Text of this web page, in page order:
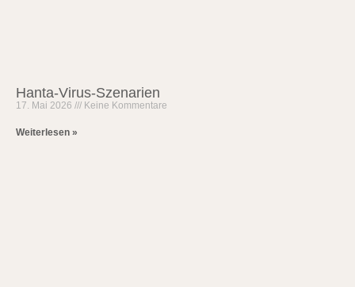
Hanta-Virus-Szenarien
17. Mai 2026 Keine Kommentare
Weiterlesen »